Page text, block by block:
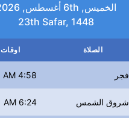
الخميس, 6th أغسطس, 2026
23th Safar, 1448
الصلاة اوقات
فجر 4:58 AM
شروق الشمس 6:24 AM